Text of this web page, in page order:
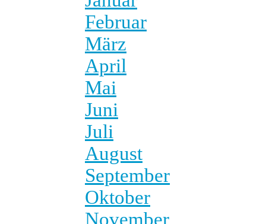
Februar
März
April
Mai
Juni
Juli
August
September
Oktober
November